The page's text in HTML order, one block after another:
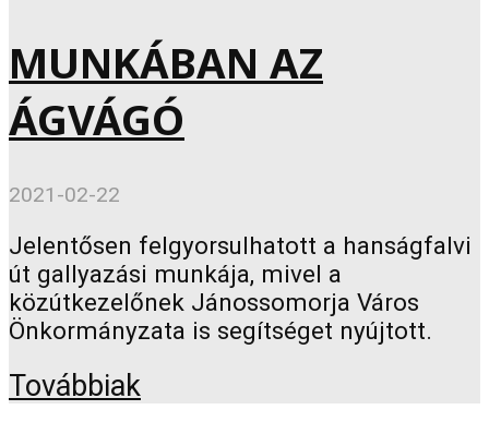
MUNKÁBAN AZ
ÁGVÁGÓ
2021-02-22
Jelentősen felgyorsulhatott a hanságfalvi
út gallyazási munkája, mivel a
közútkezelőnek Jánossomorja Város
Önkormányzata is segítséget nyújtott.
Továbbiak